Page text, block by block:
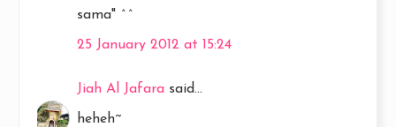
sama" ^^
25 January 2012 at 15:24
Jiah Al Jafara said...
heheh~